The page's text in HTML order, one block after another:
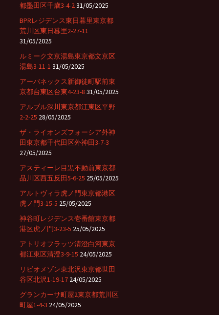
都墨田区千歳3-4-231/05/2025
BPRレジデンス東日暮里東京都
荒川区東日暮里2-27-11
31/05/2025
ルミーク文京湯島東京都文京区
湯島3-11-1 31/05/2025
アーバネックス新御徒町駅前東
京都台東区台東4-23-8 31/05/2025
アルブル深川東京都江東区平野
2-2-25 28/05/2025
ザ・ライオンズフォーシア外神
田東京都千代田区外神田3-7-3
27/05/2025
アスティーレ目黒不動前東京都
品川区西五反田5-6-25 25/05/2025
アルトヴィラ虎ノ門東京都港区
虎ノ門3-15-5 25/05/2025
神谷町レジデンス壱番館東京都
港区虎ノ門3-23-5 25/05/2025
アトリオフラッツ清澄白河東京
都江東区清澄3-9-15 24/05/2025
リビオメゾン東北沢東京都世田
谷区北沢1-19-17 24/05/2025
グランカーサ町屋2東京都荒川区
町屋1-4-3 24/05/2025